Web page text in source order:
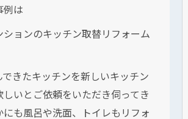
例は
ョンのキッチン取替リフォーム
きたキッチンを新しいキッチン
しいとご依頼をいただき伺ってき
にも風呂や洗面、トイレもリフォ